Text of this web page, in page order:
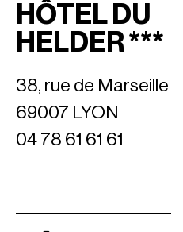
HÔTEL DU
HELDER ***
38, rue de Marseille
69007 LYON
04 78 61 61 61